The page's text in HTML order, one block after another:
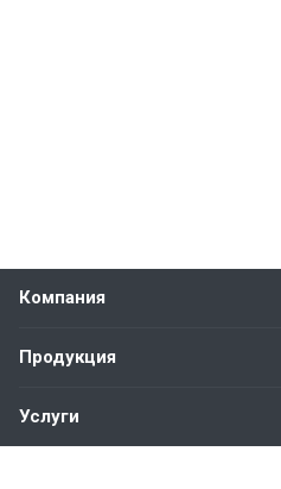
Компания
Продукция
Услуги